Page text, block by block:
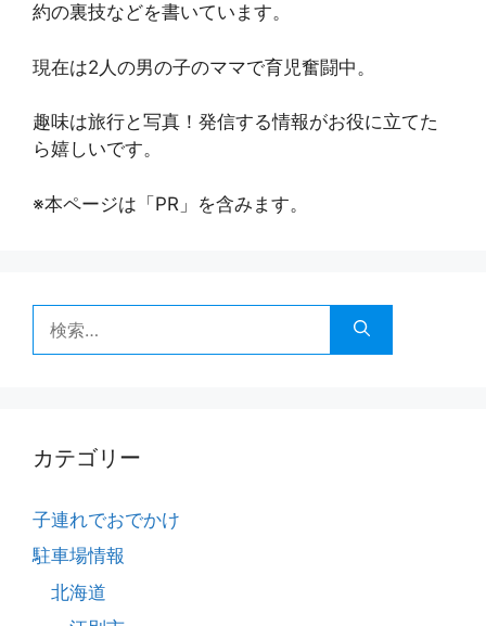
約の裏技などを書いています。
現在は2人の男の子のママで育児奮闘中。
趣味は旅行と写真！発信する情報がお役に立てた
ら嬉しいです。
※本ページは「PR」を含みます。
索:
カテゴリー
子連れでおでかけ
駐車場情報
北海道